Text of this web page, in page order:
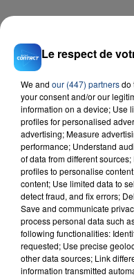
23 juillet 2026
INCENDIE
SON BÉBÉ ENTRE
Un homme s'est
aspergé sa
d'un liquide
Le respect de
We and our (447) partnersdo
your consent and/or our
information on a device; Use
profiles for personalised
advertising; Measure
performance; Understand
of data from different
profiles to personalise
content; Use limited data to
detect fraud, and fix errors;
Save and communicate
process personal data such
following functionalities:
requested; Use precise
other data sources; Link
information transmitted